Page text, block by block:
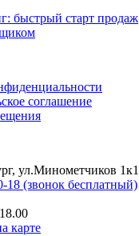
быстрый старт продаж
соглашение
ул.Минометчиков 1к1
18 (звонок бесплатный)
карте